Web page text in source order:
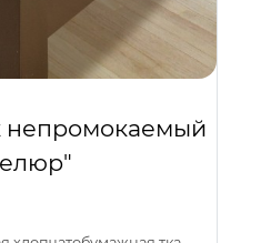
непромокаемый